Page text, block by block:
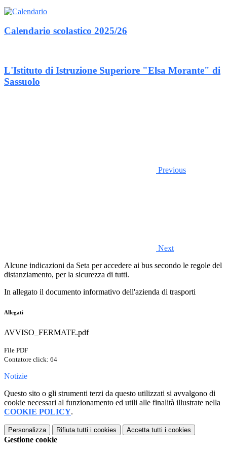
Calendario scolastico 2025/26
L'Istituto di Istruzione Superiore "Elsa Morante" di
Sassuolo
Previous
Next
Alcune indicazioni da Seta per accedere ai bus secondo le regole del
distanziamento, per la sicurezza di tutti.
In allegato il documento informativo dell'azienda di trasporti
Allegati
AVVISO_FERMATE.pdf
File PDF
Contatore click: 64
Notizie
Questo sito o gli strumenti terzi da questo utilizzati si avvalgono di
cookie necessari al funzionamento ed utili alle finalità illustrate nella
COOKIE POLICY.
Personalizza Rifiuta tutti i cookies Accetta tutti i cookies
Gestione cookie